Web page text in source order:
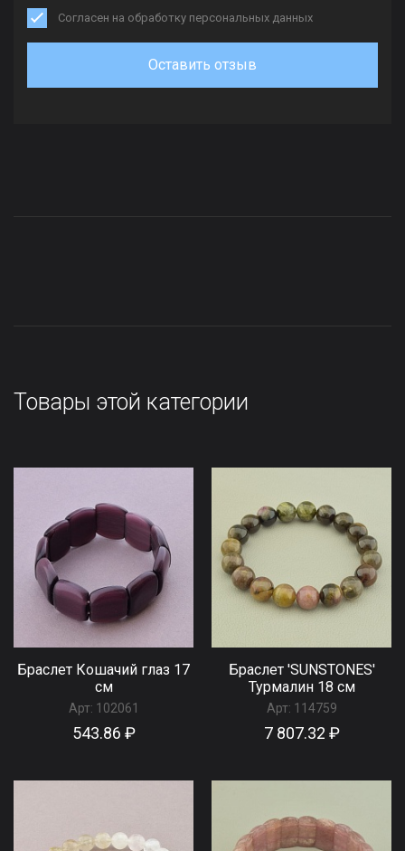
Согласен на обработку персональных данных
Оставить отзыв
Товары этой категории
Браслет Кошачий глаз 17
см
Арт: 102061
543.86 ₽
Браслет 'SUNSTONES'
Турмалин 18 см
Арт: 114759
7 807.32 ₽